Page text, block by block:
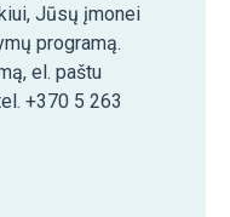
Jūsų įmonei
programą.
el. paštu
+370 5 263